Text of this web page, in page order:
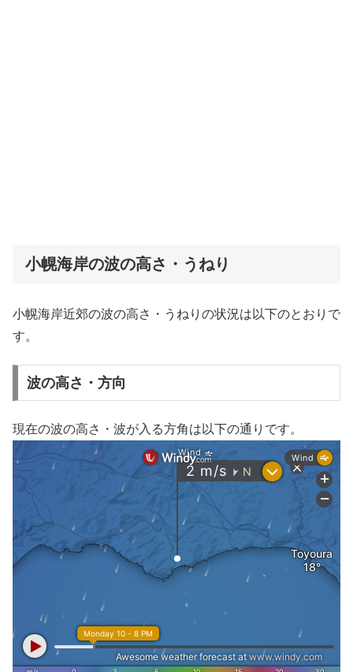
小幌海岸の波の高さ・うねり
小幌海岸近郊の波の高さ・うねりの状況は以下のとおりで
す。
波の高さ・方向
現在の波の高さ・波が入る方角は以下の通りです。